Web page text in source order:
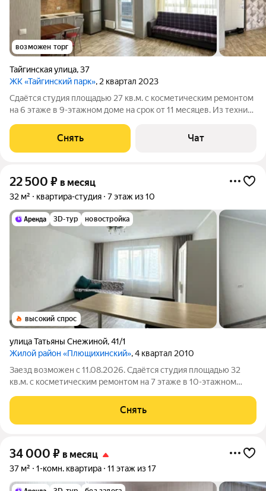
возможен торг
Тайгинская улица,37
ЖК «Тайгинский парк», 2 квартал 2023
Сдаётся студия площадью 27 кв.м. с косметическим ремонтом
на 6 этаже в 9-этажном доме на срок от 11 месяцев. Из техники
выходят во двор. В подъезде 1 лифт - 1 грузовой и 0
пассажирских. Во
Снять Чат
22 500 ₽ в месяц
32 м² квартира-студия 7 этаж из 10
3D-тур новостройка
высокий спрос
улица Татьяны Снежиной,41/1
Жилой район «Плющихинский», 4 квартал 2010
Заезд возможен с 11.08.2026. Сдаётся студия площадью 32
кв.м. с косметическим ремонтом на 7 этаже в 10-этажном
выходят на улицу. В
Снять
34 000 ₽ в месяц
37 м² 1-комн. квартира 11 этаж из 17